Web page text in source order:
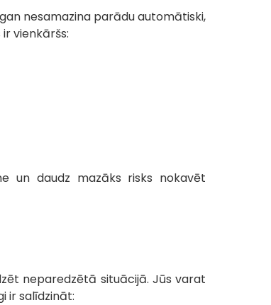
nesamazina parādu automātiski,
vienkāršs:
un daudz mazāks risks nokavēt
neparedzētā situācijā. Jūs varat
ir salīdzināt: